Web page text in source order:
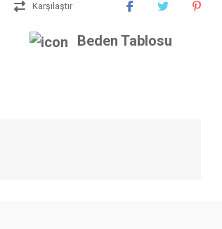
Karşılaştır
Beden Tablosu